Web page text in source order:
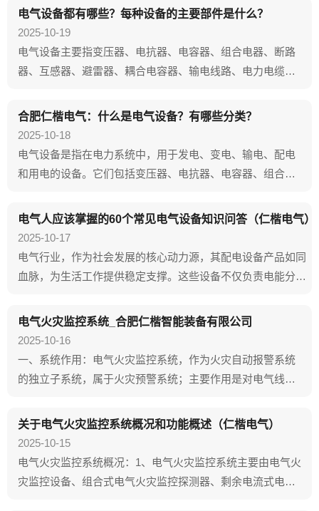
作，将直接影响工作效率和工作质量及其自己或他人的人身
安全。装修中常用的电工仪表及工具如下：（1）电工仪表：
按照其测量功能可以分为电流表、电压表、万用表、...
电气设备都有哪些？每种设备的主要部件是什么？
2025-10-19
电气设备主要指变压器、电抗器、电容器、组合电器、断路
器、互感器、避雷器、耦合电容器、输电线路、电力电缆、
等。配电箱属于电气设备中的一次设备。电气设备包括一次
设备和二次设备。一次设备主要是发电、变电、输电、配
电、用电等直接产生、传送、消耗电能的设备，比如说发电
机...
合肥仁楷电气：什么是电气设备？有哪些分类？
2025-10-18
电气设备是指在电力系统中，用于发电、变电、输电、配电
和用电的设备。它们包括变压器、电抗器、电容器、组合电
力电缆、接地装置、发电机、调相机、电动机、封闭母线、
晶闸管等。配电箱是电气设备中的一种一次设备。电气设备
主要分为一次设备和二次设备。一次设备主要包括发电机...
电气人应该掌握的60个常见电气设备知识问答（仁楷电气）
2025-10-17
电气行业，作为社会发展的核心动力源，其配电设备产品如同
血脉，为生活工作提供稳定支撑。这些设备不仅负责电能分配
定运行。对于初学者，了解电气基础知识至关重要。下面本文
采用问答形式，合肥仁楷电气小编简明扼要地介绍电气设备的
相关知识，希望能助广大电气初学者快速入门...
电气火灾监控系统_合肥仁楷智能装备有限公司
2025-10-16
一、系统作用：电气火灾监控系统，作为火灾自动报警系统
的独立子系统，属于火灾预警系统；主要作用是对电气线路
电气火灾隐患的条件下发出报警信号，提醒专业人员排除电
气火灾隐患，实现电气火灾的早期预防避免电气火灾的发
生。 二、适用范围：电气火灾监控系统，主要...
关于电气火灾监控系统概况和功能概述（仁楷电气）
2025-10-15
电气火灾监控系统概况：1、电气火灾监控系统主要由电气火
灾监控设备、组合式电气火灾监控探测器、剩余电流式电气